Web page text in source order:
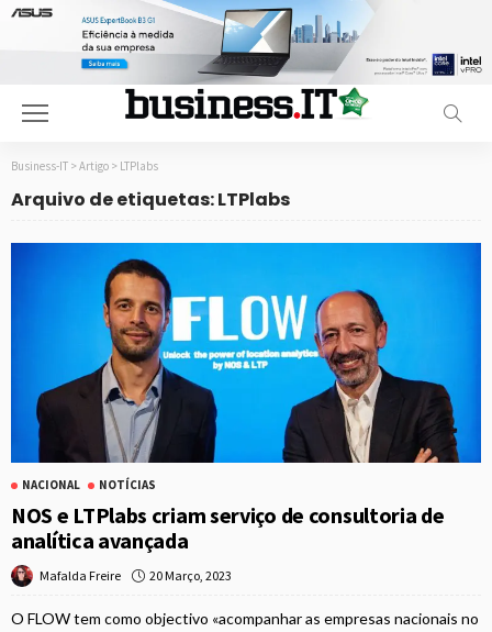
Business-IT > Artigo > LTPlabs
Arquivo de etiquetas: LTPlabs
NACIONAL NOTÍCIAS
NOS e LTPlabs criam serviço de consultoria de
analítica avançada
Mafalda Freire 20 Março, 2023
O FLOW tem como objectivo «acompanhar as empresas nacionais no